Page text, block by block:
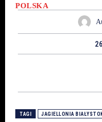
POLSKA
TAGI JAGIELLONIA